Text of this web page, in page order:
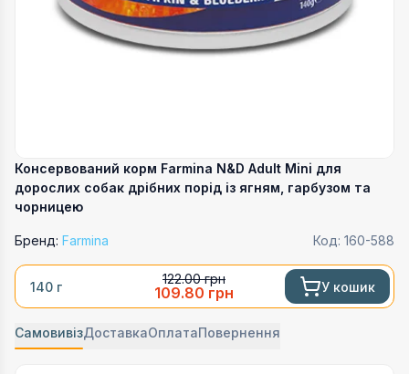
Консервований корм Farmina N&D Adult Mini для
дорослих собак дрібних порід із ягням, гарбузом та
чорницею
Бренд: Farmina Код: 160-588
140 г
122.00грн
109.80 грн У кошик
СамовивізДоставкаОплатаПовернення